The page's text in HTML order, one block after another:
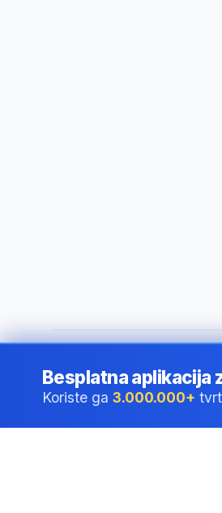
©2026i24 Limited. All rights
Besplatna aplikacija
Koriste ga 3.000.000+